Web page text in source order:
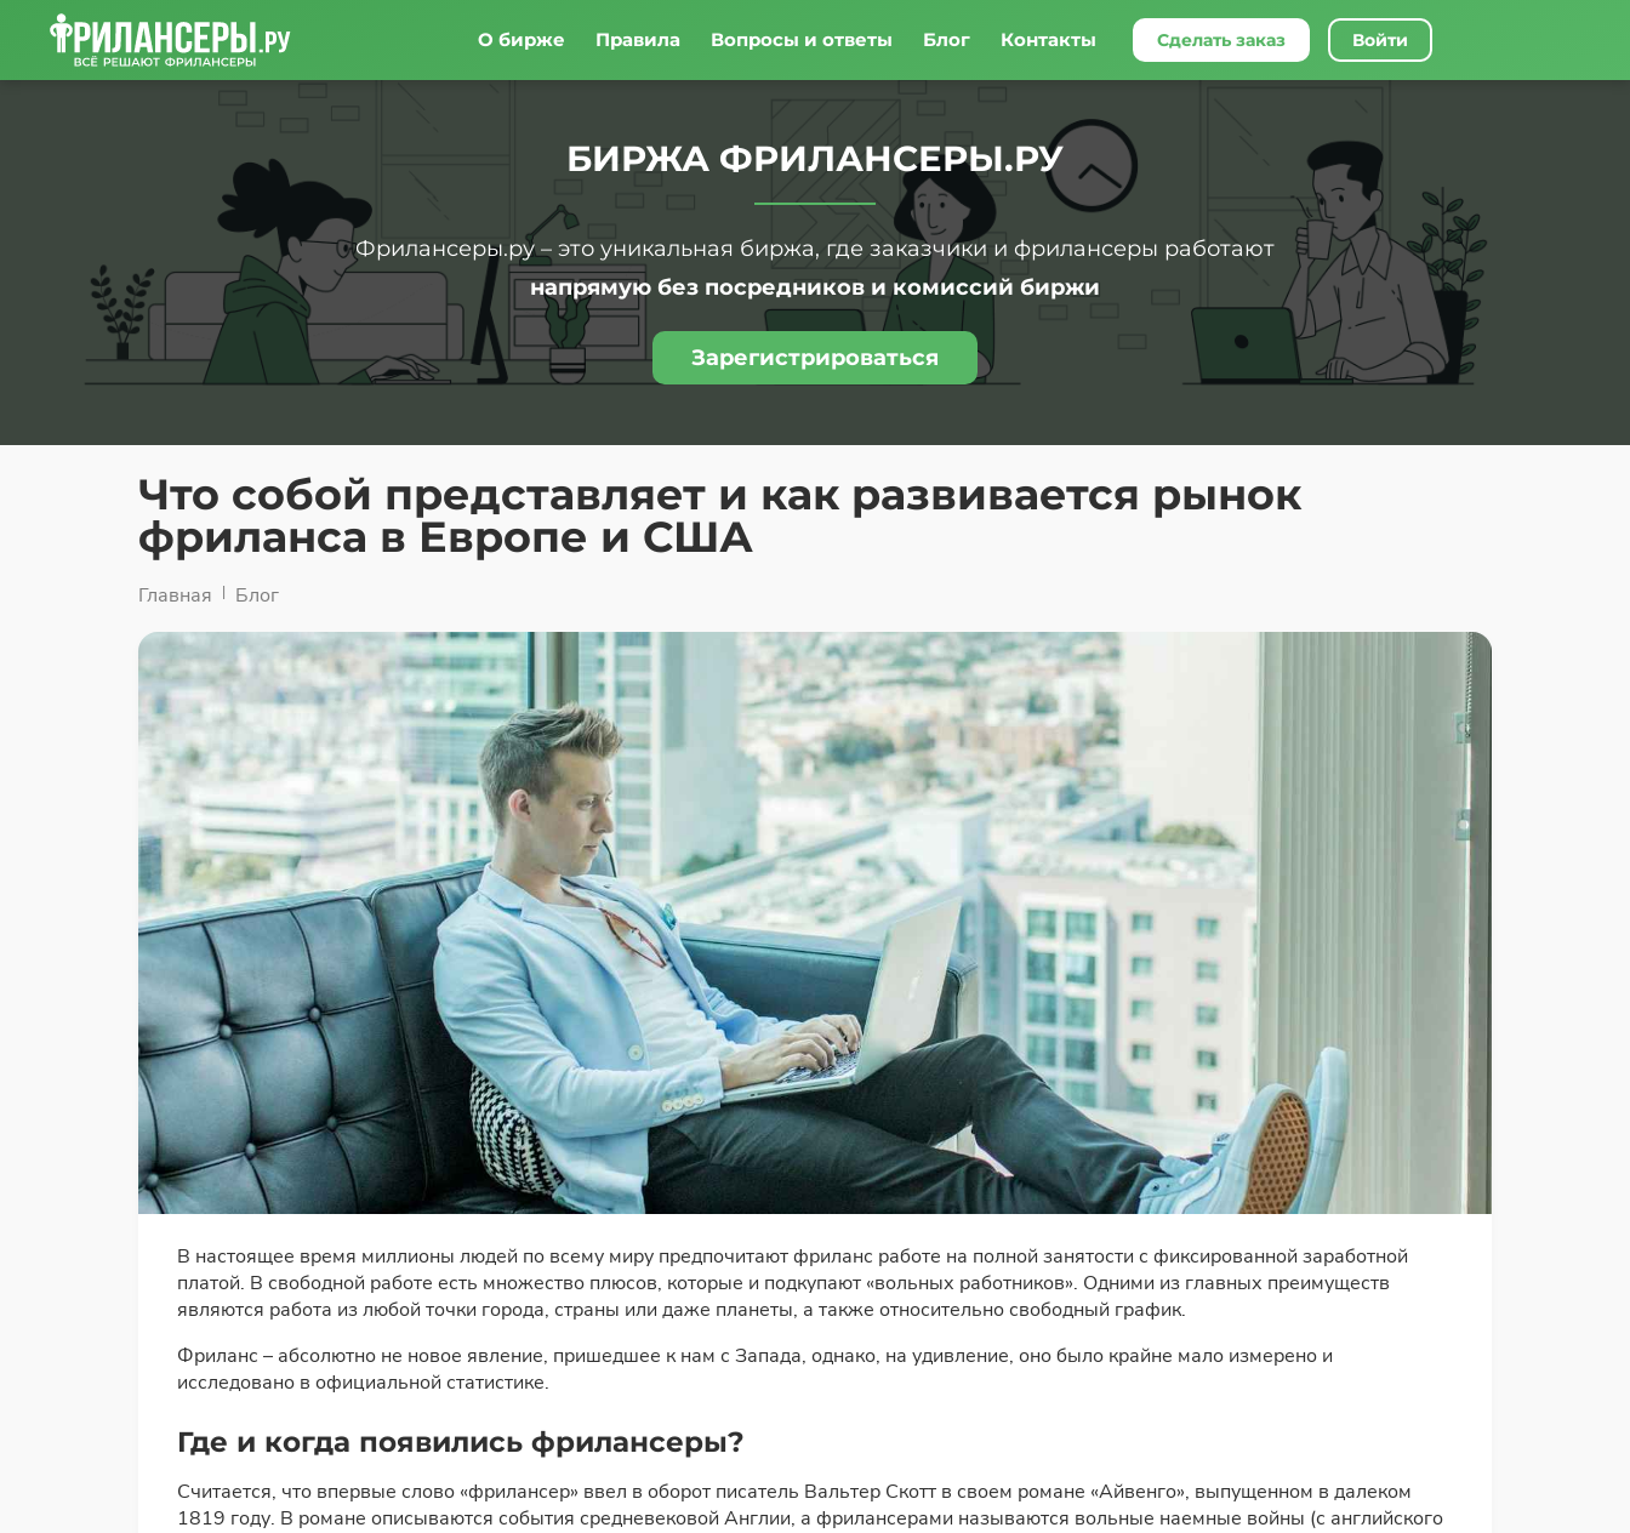
О бирже Правила Вопросы и ответы Блог Контакты Сделать заказ Войти
БИРЖА ФРИЛАНСЕРЫ.РУ
Фрилансеры.ру – это уникальная биржа, где заказчики и фрилансеры работают
напрямую без посредников и комиссий биржи
Зарегистрироваться
Что собой представляет и как развивается рынок
фриланса в Европе и США
Главная Блог
В настоящее время миллионы людей по всему миру предпочитают фриланс работе на полной занятости с фиксированной заработной
платой. В свободной работе есть множество плюсов, которые и подкупают «вольных работников». Одними из главных преимуществ
являются работа из любой точки города, страны или даже планеты, а также относительно свободный график.
Фриланс – абсолютно не новое явление, пришедшее к нам с Запада, однако, на удивление, оно было крайне мало измерено и
исследовано в официальной статистике.
Где и когда появились фрилансеры?
Считается, что впервые слово «фрилансер» ввел в оборот писатель Вальтер Скотт в своем романе «Айвенго», выпущенном в далеком
1819 году. В романе описываются события средневековой Англии, а фрилансерами называются вольные наемные войны (с английского